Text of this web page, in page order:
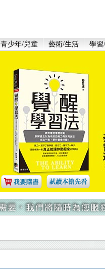
青少年/兒童 藝術/生活 學習